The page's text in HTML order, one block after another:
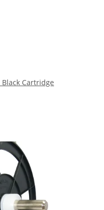
Black Cartridge